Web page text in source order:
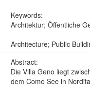
Keywords:
Architektur; Öffentliche
Architecture; Public
Abstract:
Die Villa Geno liegt
dem Como See in